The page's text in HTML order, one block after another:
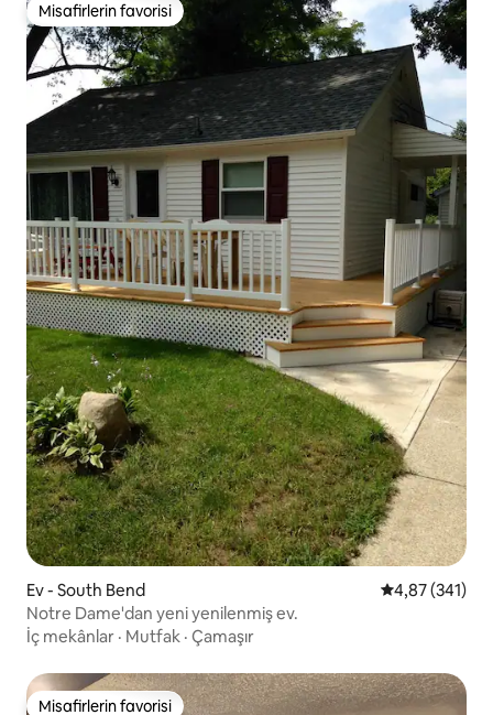
Misafirlerin favorisi
Misafirlerin favorisi
Ev - South Bend 5 üzerinden
4,87 (341)
Notre Dame'dan yeni yenilenmiş ev.
İç mekânlar · Mutfak · Çamaşır
Misafirlerin favorisi